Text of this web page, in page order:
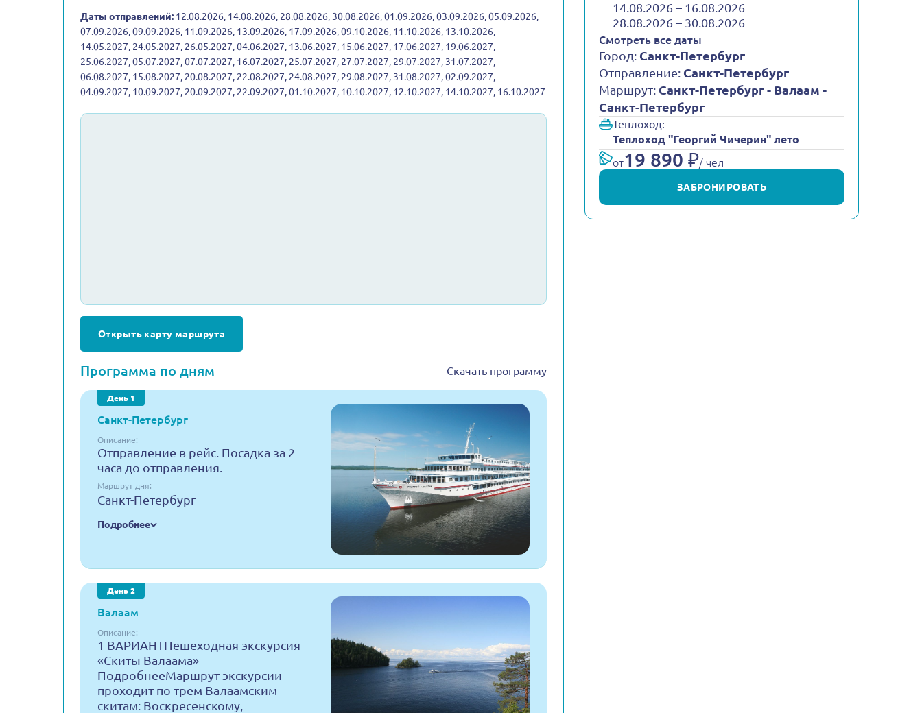
Даты отправлений: 12.08.2026, 14.08.2026, 28.08.2026, 30.08.2026, 01.09.2026, 03.09.2026, 05.09.2026,
07.09.2026, 09.09.2026, 11.09.2026, 13.09.2026, 17.09.2026, 09.10.2026, 11.10.2026, 13.10.2026,
14.05.2027, 24.05.2027, 26.05.2027, 04.06.2027, 13.06.2027, 15.06.2027, 17.06.2027, 19.06.2027,
25.06.2027, 05.07.2027, 07.07.2027, 16.07.2027, 25.07.2027, 27.07.2027, 29.07.2027, 31.07.2027,
06.08.2027, 15.08.2027, 20.08.2027, 22.08.2027, 24.08.2027, 29.08.2027, 31.08.2027, 02.09.2027,
04.09.2027, 10.09.2027, 20.09.2027, 22.09.2027, 01.10.2027, 10.10.2027, 12.10.2027, 14.10.2027, 16.10.2027
Открыть карту маршрута
Программа по дням Скачать программу
День 1
Санкт-Петербург
Описание:
Отправление в рейс. Посадка за 2
часа до отправления.
Маршрут дня:
Санкт-Петербург
Подробнее
День 2
Валаам
Описание:
1 ВАРИАНТПешеходная экскурсия
«Скиты Валаама»
ПодробнееМаршрут экскурсии
проходит по трем Валаамским
скитам: Воскресенскому,
14.08.2026 – 16.08.2026
28.08.2026 – 30.08.2026
Смотреть все даты
Город: Санкт-Петербург
Отправление: Санкт-Петербург
Маршрут: Санкт-Петербург - Валаам -
Санкт-Петербург
Теплоход:
Теплоход "Георгий Чичерин" лето
от19 890 ₽/ чел
ЗАБРОНИРОВАТЬ